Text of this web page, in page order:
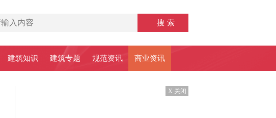
建筑知识 建筑专题 规范资讯 商业资讯
X 关闭